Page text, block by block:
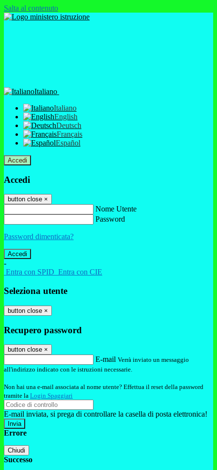
Salta al contenuto
Italiano
Italiano
English
Deutsch
Français
Español
Accedi
Accedi
button close ×
Nome Utente
Password
Password dimenticata?
-
Entra con SPID Entra con CIE
Seleziona utente
button close ×
Recupero password
button close ×
E-mail Verrà inviato un messaggio
all'indirizzo indicato con le istruzioni necessarie.
Non hai una e-mail associata al nome utente? Effettua il reset della password
tramite la Login Spaggiari
E-mail inviata, si prega di controllare la casella di posta elettronica!
Errore
Chiudi
Successo